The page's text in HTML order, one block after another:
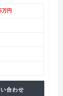
万円
合わせ